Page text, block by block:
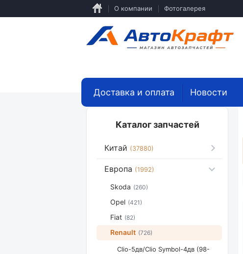
основному
О компании Фотогалерея
Доставка и оплата Новости
Каталог запчастей
Китай (37880)
Европа (1992)
Skoda (260)
Opel (421)
Fiat (82)
Renault (726)
Clio-5дв/Clio Symbol-4дв (98-